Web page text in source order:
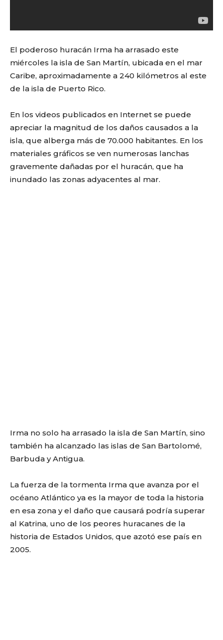
El poderoso huracán Irma ha arrasado este
miércoles la isla de San Martín, ubicada en el mar
Caribe, aproximadamente a 240 kilómetros al este
de la isla de Puerto Rico.
En los videos publicados en Internet se puede
apreciar la magnitud de los daños causados a la
isla, que alberga más de 70.000 habitantes. En los
materiales gráficos se ven numerosas lanchas
gravemente dañadas por el huracán, que ha
inundado las zonas adyacentes al mar.
Irma no solo ha arrasado la isla de San Martín, sino
también ha alcanzado las islas de San Bartolomé,
Barbuda y Antigua.
La fuerza de la tormenta Irma que avanza por el
océano Atlántico ya es la mayor de toda la historia
en esa zona y el daño que causará podría superar
al Katrina, uno de los peores huracanes de la
historia de Estados Unidos, que azotó ese país en
2005.